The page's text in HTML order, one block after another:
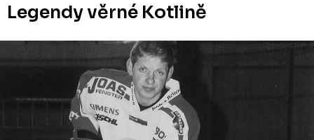
Legendy věrné Kotlině